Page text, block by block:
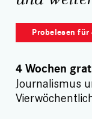
Probelesen für
4 Wochen
Journalismus